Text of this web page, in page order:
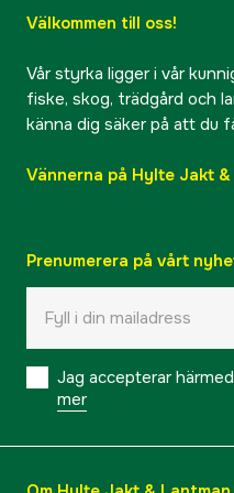
Välkommen till oss!
Vår styrka ligger i vår
fiske, skog, trädgård och
känna dig säker på att du
Vännerna på Hylte Jakt
Prenumerera på vårt
Jag accepterar
mer